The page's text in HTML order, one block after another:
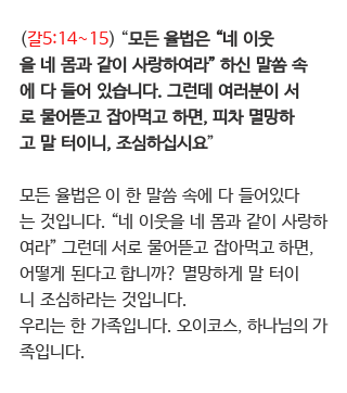
(갈5:14~15) “모든 율법은 “네 이웃
을 네 몸과 같이 사랑하여라” 하신 말씀 속
에 다 들어 있습니다. 그런데 여러분이 서
로 물어뜯고 잡아먹고 하면, 피차 멸망하
고 말 터이니, 조심하십시요”
모든 율법은 이 한 말씀 속에 다 들어있다
는 것입니다. “네 이웃을 네 몸과 같이 사랑하
여라” 그런데 서로 물어뜯고 잡아먹고 하면,
어떻게 된다고 합니까? 멸망하게 말 터이
니 조심하라는 것입니다.
우리는 한 가족입니다. 오이코스, 하나님의 가
족입니다.